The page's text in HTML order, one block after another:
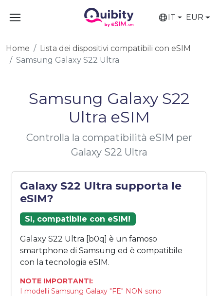
IT EUR
Home
Lista dei dispositivi compatibili con eSIM
Samsung Galaxy S22 Ultra
Samsung Galaxy S22
Ultra eSIM
Controlla la compatibilità eSIM per
Galaxy S22 Ultra
Galaxy S22 Ultra supporta le
eSIM?
Sì, compatibile con eSIM!
Galaxy S22 Ultra [b0q] è un famoso
smartphone di Samsung ed è compatibile
con la tecnologia eSIM.
NOTE IMPORTANTI:
I modelli Samsung Galaxy "FE" NON sono